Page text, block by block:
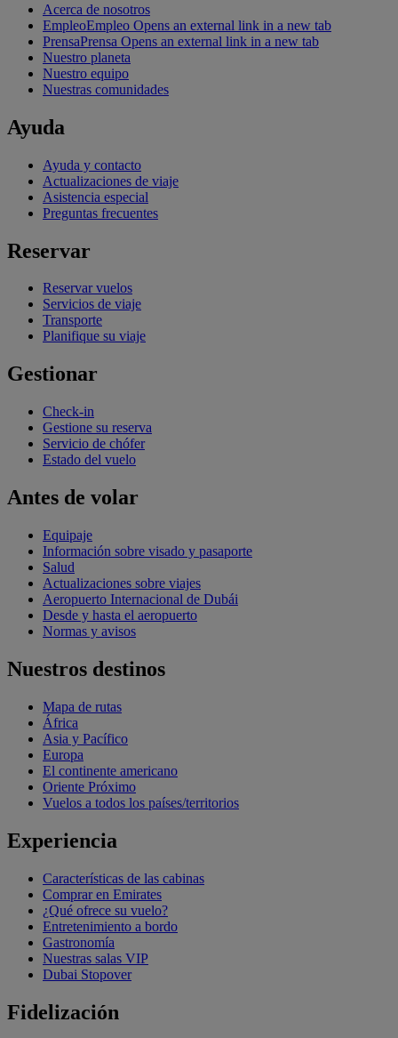
Acerca de nosotros
EmpleoEmpleo Opens an external link in a new tab
PrensaPrensa Opens an external link in a new tab
Nuestro planeta
Nuestro equipo
Nuestras comunidades
Ayuda
Ayuda y contacto
Actualizaciones de viaje
Asistencia especial
Preguntas frecuentes
Reservar
Reservar vuelos
Servicios de viaje
Transporte
Planifique su viaje
Gestionar
Check-in
Gestione su reserva
Servicio de chófer
Estado del vuelo
Antes de volar
Equipaje
Información sobre visado y pasaporte
Salud
Actualizaciones sobre viajes
Aeropuerto Internacional de Dubái
Desde y hasta el aeropuerto
Normas y avisos
Nuestros destinos
Mapa de rutas
África
Asia y Pacífico
Europa
El continente americano
Oriente Próximo
Vuelos a todos los países/territorios
Experiencia
Características de las cabinas
Comprar en Emirates
¿Qué ofrece su vuelo?
Entretenimiento a bordo
Gastronomía
Nuestras salas VIP
Dubai Stopover
Fidelización